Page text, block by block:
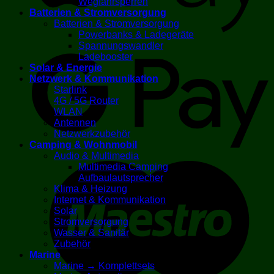
Batterien & Stromversorgung
Batterien & Stromversorgung
Powerbanks & Ladegeräte
Spannungswandler
Ladebooster
Solar & Energie
Netzwerk & Kommunikation
Starlink
4G / 5G Router
WLAN
Antennen
Netzwerkzubehör
Camping & Wohnmobil
Audio & Multimedia
Multimedia Camping
Aufbaulautsprecher
Klima & Heizung
Internet & Kommunikation
Solar
Stromversorgung
Wasser & Sanitär
Zubehör
Marine
Marine → Komplettsets